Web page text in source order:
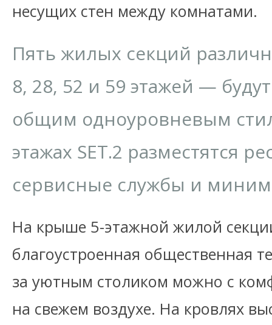
несущих стен между комнатами.
Пять жилых секций
8, 28, 52 и 59 этажей —
общим одноуровневым
этажах SET.2 разместятся
сервисные службы и
На крыше 5-этажной жилой
благоустроенная общественная
за уютным столиком можно с
на свежем воздухе. На кровлях